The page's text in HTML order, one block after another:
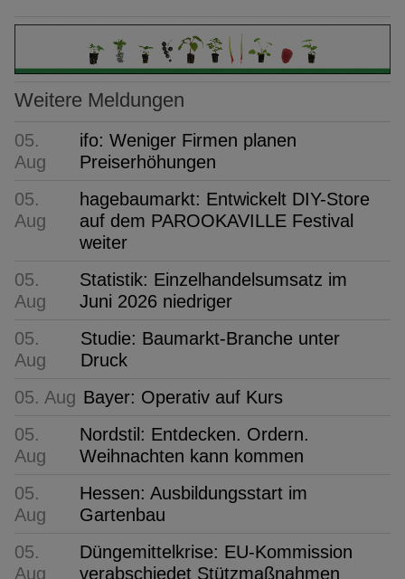
Weitere Meldungen
05.
Aug
ifo: Weniger Firmen planen
Preiserhöhungen
05.
Aug
hagebaumarkt: Entwickelt DIY-Store
auf dem PAROOKAVILLE Festival
weiter
05.
Aug
Statistik: Einzelhandelsumsatz im
Juni 2026 niedriger
05.
Aug
Studie: Baumarkt-Branche unter
Druck
05. Aug Bayer: Operativ auf Kurs
05.
Aug
Nordstil: Entdecken. Ordern.
Weihnachten kann kommen
05.
Aug
Hessen: Ausbildungsstart im
Gartenbau
05.
Aug
Düngemittelkrise: EU-Kommission
verabschiedet Stützmaßnahmen